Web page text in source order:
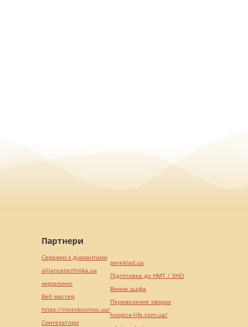
Партнери
Сережки з діамантами
alliancetechnika.ua
миралинкс
Веб мастер
https://motokosmos.ua/
Синтезатори
pereklad.ua
Підготовка до НМТ / ЗНО
Винна шафа
Перевезення хворих
hospice-life.com.ua/